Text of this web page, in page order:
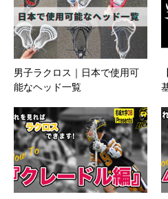
男子ラクロス｜日本で使用可
能なヘッド一覧